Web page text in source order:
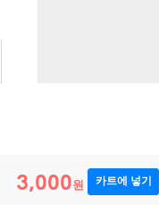
3,000원 카트에 넣기